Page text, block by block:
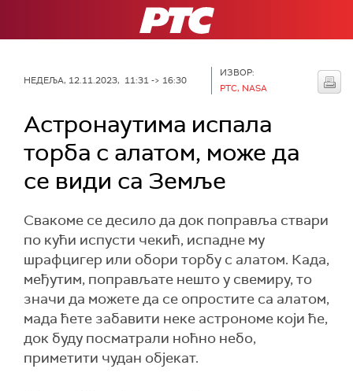
РТС
НЕДЕЉА, 12.11.2023, 11:31 -> 16:30
ИЗВОР:
РТС, NASA
Астронаутима испала
торба с алатом, може да
се види са Земље
Свакоме се десило да док поправља ствари
по кући испусти чекић, испадне му
шрафцигер или обори торбу с алатом. Када,
међутим, поправљате нешто у свемиру, то
значи да можете да се опростите са алатом,
мада ћете забавити неке астрономе који ће,
док буду посматрали ноћно небо,
приметити чудан објекат.